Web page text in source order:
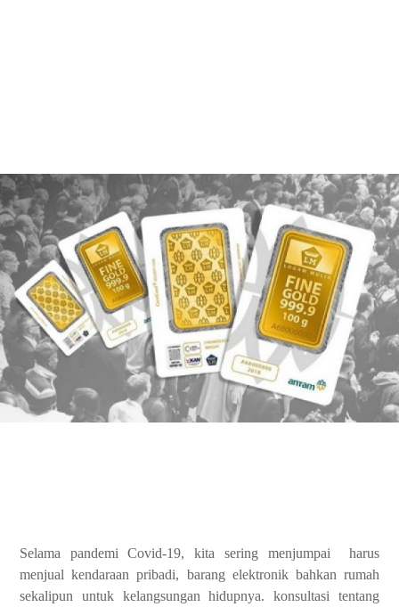
Selama pandemi Covid-19, kita sering menjumpai harus
menjual kendaraan pribadi, barang elektronik bahkan rumah
sekalipun untuk kelangsungan hidupnya. konsultasi tentang